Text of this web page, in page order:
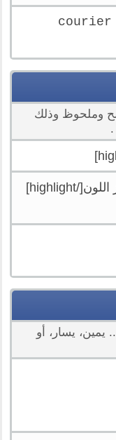
وملحوظ وذلك
.
يمين، يسار، أو